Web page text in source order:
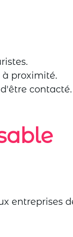
à proximité.
contacté.
entreprises